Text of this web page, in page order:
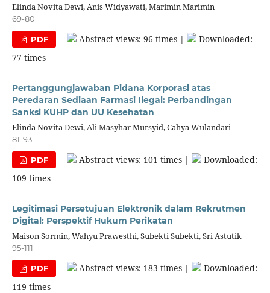
Elinda Novita Dewi, Anis Widyawati, Marimin Marimin
69-80
PDF Abstract views: 96 times |
Downloaded:
77 times
Pertanggungjawaban Pidana Korporasi atas
Peredaran Sediaan Farmasi Ilegal: Perbandingan
Sanksi KUHP dan UU Kesehatan
Elinda Novita Dewi, Ali Masyhar Mursyid, Cahya Wulandari
81-93
PDF Abstract views: 101 times |
Downloaded:
109 times
Legitimasi Persetujuan Elektronik dalam Rekrutmen
Digital: Perspektif Hukum Perikatan
Maison Sormin, Wahyu Prawesthi, Subekti Subekti, Sri Astutik
95-111
PDF Abstract views: 183 times |
Downloaded:
119 times